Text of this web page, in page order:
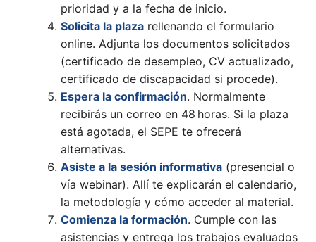
prioridad y a la fecha de inicio.
Solicita la plaza rellenando el formulario
online. Adjunta los documentos solicitados
(certificado de desempleo, CV actualizado,
certificado de discapacidad si procede).
Espera la confirmación. Normalmente
recibirás un correo en 48 horas. Si la plaza
está agotada, el SEPE te ofrecerá
alternativas.
Asiste a la sesión informativa (presencial o
vía webinar). Allí te explicarán el calendario,
la metodología y cómo acceder al material.
Comienza la formación. Cumple con las
asistencias y entrega los trabajos evaluados